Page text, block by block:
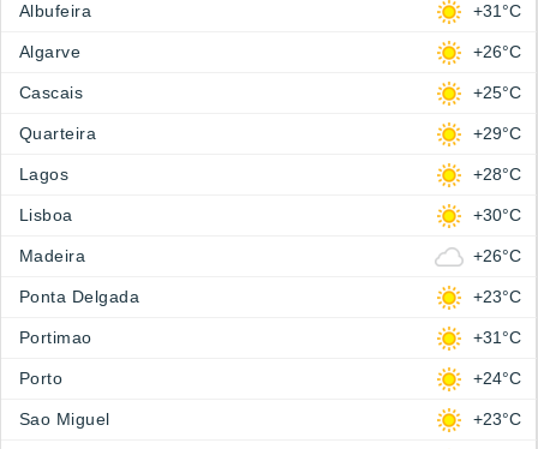
Albufeira +31°C
Algarve +26°C
Cascais +25°C
Quarteira +29°C
Lagos +28°C
Lisboa +30°C
Madeira +26°C
Ponta Delgada +23°C
Portimao +31°C
Porto +24°C
Sao Miguel +23°C